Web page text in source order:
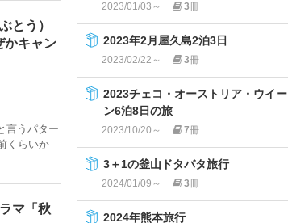
とう）
かキャン
言うパター
くらいか
マ「秋
2023/01/03～ 3冊
2023年2月屋久島2泊3日
2023/02/22～ 3冊
2023チェコ・オーストリア・ウイー
ン6泊8日の旅
2023/10/20～ 7冊
3＋1の釜山ドタバタ旅行
2024/01/09～ 3冊
2024年熊本旅行